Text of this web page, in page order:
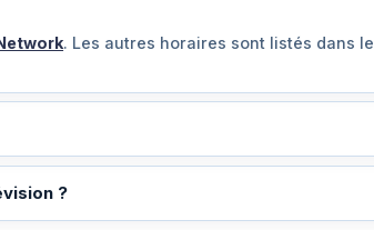
. Les autres horaires sont listés dans le
?